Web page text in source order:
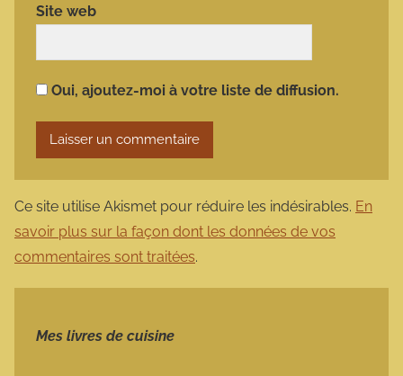
Site web
Oui, ajoutez-moi à votre liste de diffusion.
Ce site utilise Akismet pour réduire les indésirables. En
savoir plus sur la façon dont les données de vos
commentaires sont traitées.
Mes livres de cuisine